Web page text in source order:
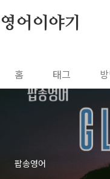
영어이야기
홈 태그
팝송영어